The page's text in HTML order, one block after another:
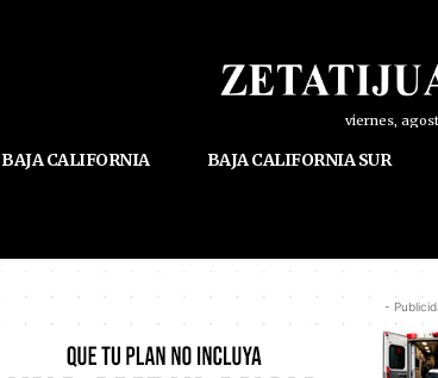
viernes,
BAJA CALIFORNIA BAJA CALIFORNIA SUR
-